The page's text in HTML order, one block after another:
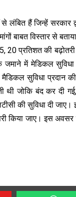
लंबित हैं जिन्हें सरकार
बाबत विस्तार से
प्रतिशत की बढ़ोतरी
में मेडिकल सुविधा
सुविधा प्रदान की
थी जोकि बंद कर दी
की सुविधा दी जाए।
किया जाए। इस अवसर